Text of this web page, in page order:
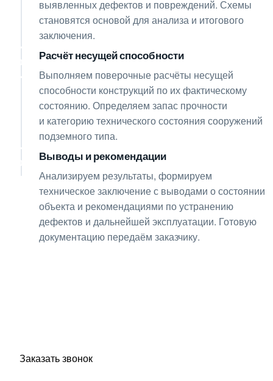
выявленных дефектов и повреждений. Схемы
становятся основой для анализа и итогового
заключения.
07
Расчёт несущей способности
Выполняем поверочные расчёты несущей
способности конструкций по их фактическому
состоянию. Определяем запас прочности
и категорию технического состояния сооружений
подземного типа.
08
Выводы и рекомендации
Анализируем результаты, формируем
техническое заключение с выводами о состоянии
объекта и рекомендациями по устранению
дефектов и дальнейшей эксплуатации. Готовую
документацию передаём заказчику.
Заказать звонок